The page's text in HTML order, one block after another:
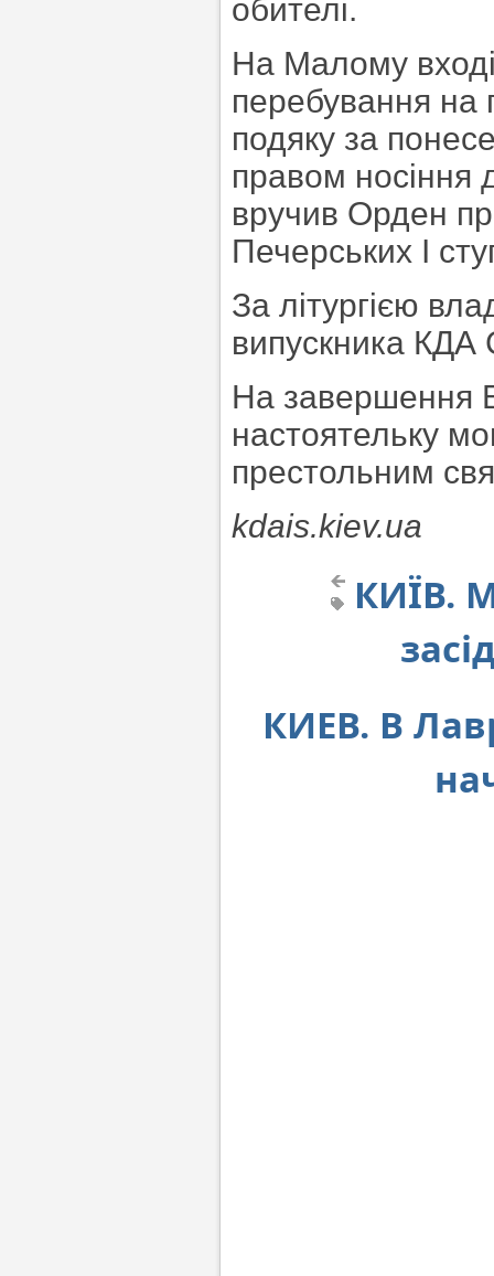
обителі.
На Малому
перебування на
подяку за
правом носіння
вручив Орден
Печерських I
За літургією
випускника КДА
На завершення
настоятельку
престольним
kdais.kiev.ua
КИЇВ.
КИЕВ. В